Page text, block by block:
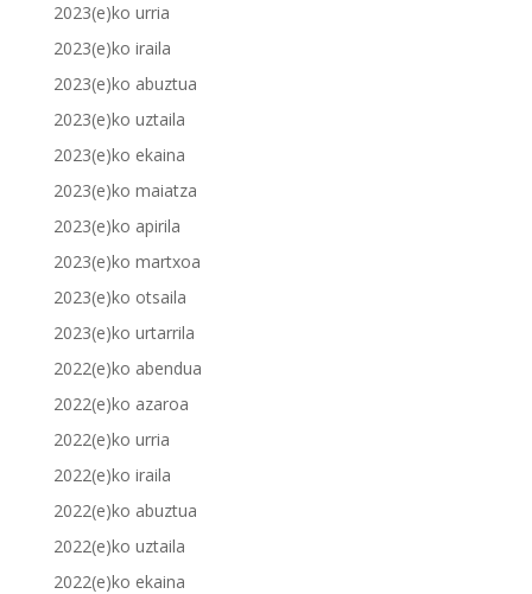
2023(e)ko urria
2023(e)ko iraila
2023(e)ko abuztua
2023(e)ko uztaila
2023(e)ko ekaina
2023(e)ko maiatza
2023(e)ko apirila
2023(e)ko martxoa
2023(e)ko otsaila
2023(e)ko urtarrila
2022(e)ko abendua
2022(e)ko azaroa
2022(e)ko urria
2022(e)ko iraila
2022(e)ko abuztua
2022(e)ko uztaila
2022(e)ko ekaina